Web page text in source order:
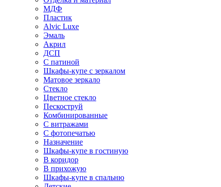
МДФ
Пластик
Alvic Luxe
Эмаль
Акрил
ДСП
С патиной
Шкафы-купе с зеркалом
Матовое зеркало
Стекло
Цветное стекло
Пескоструй
Комбинированные
С витражами
С фотопечатью
Назначение
Шкафы-купе в гостиную
В коридор
В прихожую
Шкафы-купе в спальню